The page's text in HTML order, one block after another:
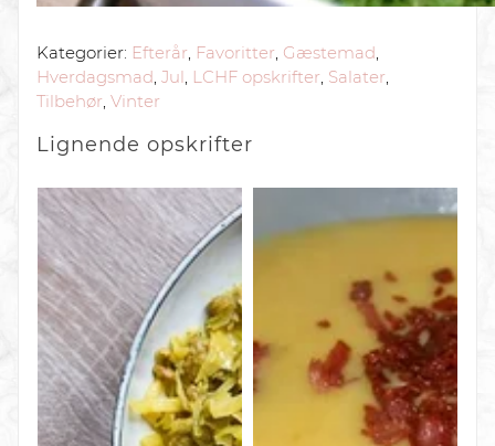
Kategorier: Efterår Favoritter Gæstemad
Hverdagsmad Jul LCHF opskrifter Salater
Tilbehør Vinter
Lignende opskrifter